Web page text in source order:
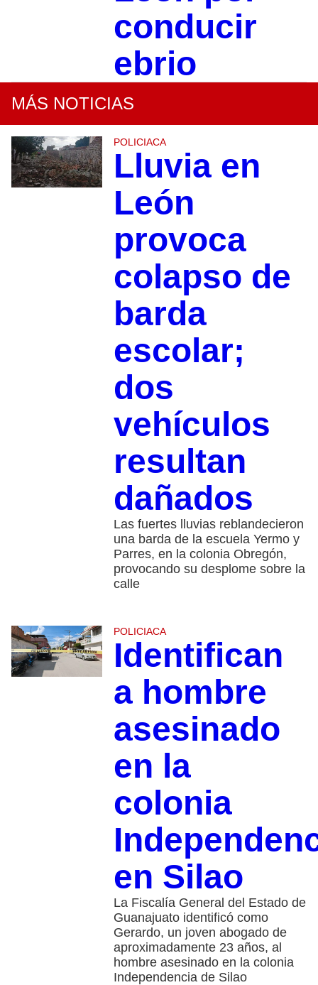
conducir
ebrio
MÁS NOTICIAS
POLICIACA
Lluvia en
León
provoca
colapso de
barda
escolar;
dos
vehículos
resultan
dañados
Las fuertes lluvias reblandecieron
una barda de la escuela Yermo y
Parres, en la colonia Obregón,
provocando su desplome sobre la
calle
POLICIACA
Identifican
a hombre
asesinado
en la
colonia
en Silao
La Fiscalía General del Estado de
Guanajuato identificó como
Gerardo, un joven abogado de
aproximadamente 23 años, al
hombre asesinado en la colonia
Independencia de Silao